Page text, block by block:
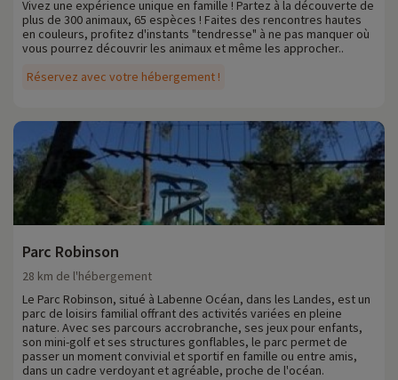
Réservez avec votre hébergement !
Vivez une expérience unique en famille ! Partez à la découverte de
plus de 300 animaux, 65 espèces ! Faites des rencontres hautes
en couleurs, profitez d'instants "tendresse" à ne pas manquer où
vous pourrez découvrir les animaux et même les approcher..
Parc Robinson
28 km de l'hébergement
Le Parc Robinson, situé à Labenne Océan, dans les Landes, est un
parc de loisirs familial offrant des activités variées en pleine
nature. Avec ses parcours accrobranche, ses jeux pour enfants,
son mini-golf et ses structures gonflables, le parc permet de
passer un moment convivial et sportif en famille ou entre amis,
dans un cadre verdoyant et agréable, proche de l'océan.